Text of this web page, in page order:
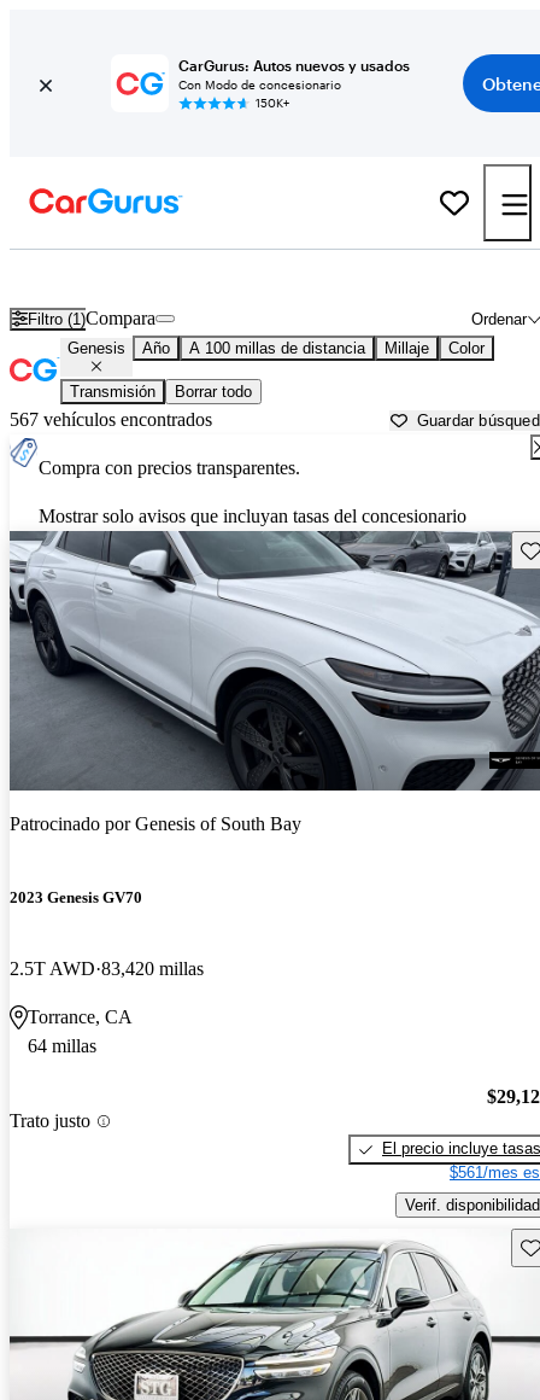
CarGurus: Autos nuevos y usados
Con Modo de concesionario
150K+
Filtro (1) Ordenar
Compara
Genesis Año A 100 millas de distancia Millaje Color
Transmisión Borrar todo
567 vehículos encontrados Guardar
Compra con precios transparentes.
Mostrar solo avisos que incluyan tasas del concesionario
Patrocinado porGenesis of South Bay
2023 Genesis GV70
2.5T AWD 83,420 millas
Torrance, CA
64 millas
Trato justo
El precio incluye tasas
$561/mes
Verif. disponibilidad